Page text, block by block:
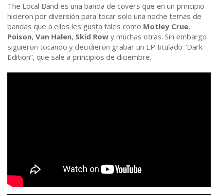
The Local Band es una banda de covers que en un principio
hicieron por diversión para tocar solo una noche temas de
bandas que a ellos les gusta tales como Motley Crue,
Poison, Van Halen, Skid Row y muchas otras. Sin embargo
siguieron tocando y decidieron grabar un EP titulado “Dark
Edition”, que sale a principios de diciembre.